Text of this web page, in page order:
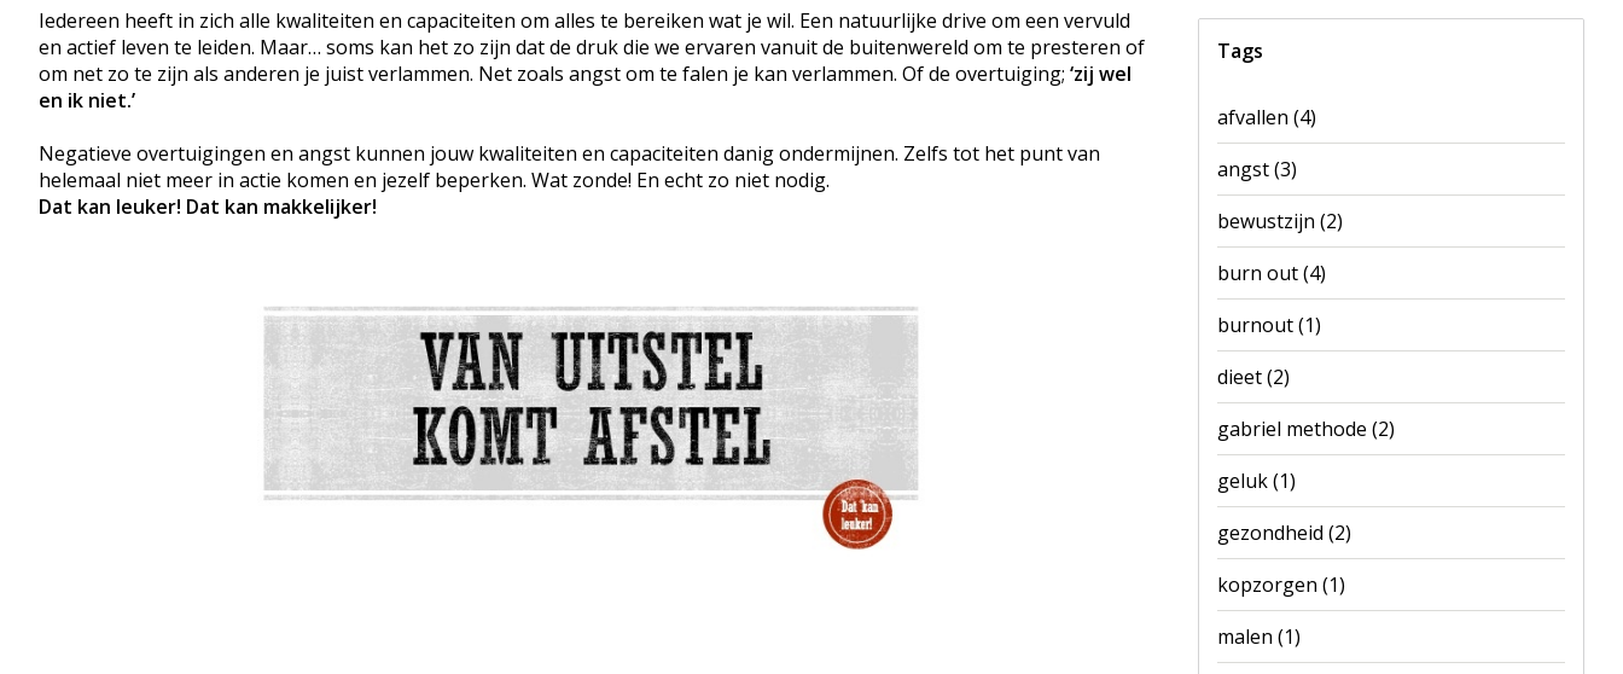
Iedereen heeft in zich alle kwaliteiten en capaciteiten om alles te bereiken wat je wil. Een natuurlijke drive om een vervuld
en actief leven te leiden. Maar… soms kan het zo zijn dat de druk die we ervaren vanuit de buitenwereld om te presteren of
om net zo te zijn als anderen je juist verlammen. Net zoals angst om te falen je kan verlammen. Of de overtuiging; ‘zij wel
en ik niet.’
Negatieve overtuigingen en angst kunnen jouw kwaliteiten en capaciteiten danig ondermijnen. Zelfs tot het punt van
helemaal niet meer in actie komen en jezelf beperken. Wat zonde! En echt zo niet nodig.
Dat kan leuker! Dat kan makkelijker!
Tags
afvallen (4)
angst(3)
bewustzijn (2)
burn out(4)
burnout(1)
dieet(2)
gabriel methode (2)
geluk(1)
gezondheid (2)
kopzorgen (1)
malen (1)